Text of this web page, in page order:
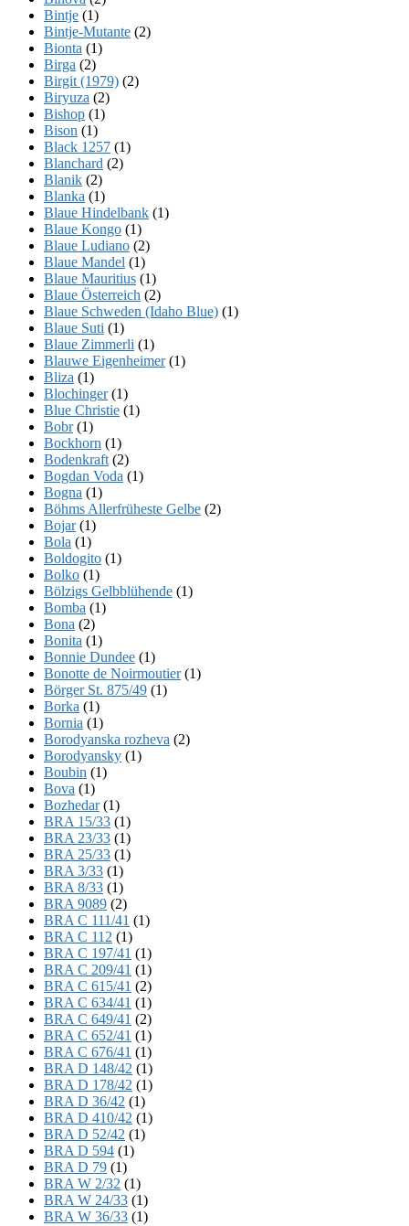
Bintje (1)
Bintje-Mutante (2)
Bionta (1)
Birga (2)
Birgit (1979) (2)
Biryuza (2)
Bishop (1)
Bison (1)
Black 1257 (1)
Blanchard (2)
Blanik (2)
Blanka (1)
Blaue Hindelbank (1)
Blaue Kongo (1)
Blaue Ludiano (2)
Blaue Mandel (1)
Blaue Mauritius (1)
Blaue Österreich (2)
Blaue Schweden (Idaho Blue) (1)
Blaue Suti (1)
Blaue Zimmerli (1)
Blauwe Eigenheimer(1)
Bliza (1)
Blochinger(1)
Blue Christie (1)
Bobr(1)
Bockhorn (1)
Bodenkraft (2)
Bogdan Voda (1)
Bogna (1)
Böhms Allerfrüheste Gelbe (2)
Bojar(1)
Bola (1)
Boldogito (1)
Bolko (1)
Bölzigs Gelbblühende (1)
Bomba (1)
Bona (2)
Bonita (1)
Bonnie Dundee (1)
Bonotte de Noirmoutier(1)
Börger St. 875/49 (1)
Borka (1)
Bornia (1)
Borodyanska rozheva (2)
Borodyansky (1)
Boubin (1)
Bova (1)
Bozhedar(1)
BRA 15/33 (1)
BRA 23/33 (1)
BRA 25/33 (1)
BRA 3/33 (1)
BRA 8/33 (1)
BRA 9089 (2)
BRA C 111/41 (1)
BRA C 112 (1)
BRA C 197/41 (1)
BRA C 209/41 (1)
BRA C 615/41 (2)
BRA C 634/41 (1)
BRA C 649/41 (2)
BRA C 652/41 (1)
BRA C 676/41 (1)
BRA D 148/42 (1)
BRA D 178/42 (1)
BRA D 36/42 (1)
BRA D 410/42 (1)
BRA D 52/42 (1)
BRA D 594 (1)
BRA D 79 (1)
BRA W 2/32 (1)
BRA W 24/33 (1)
BRA W 36/33 (1)